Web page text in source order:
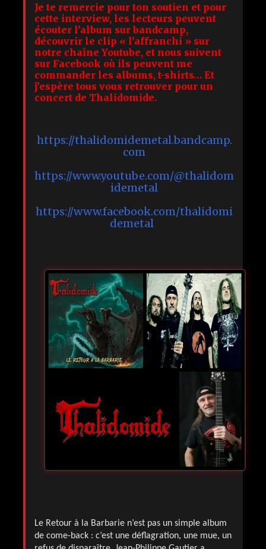
Je te remercie pour ton soutien et pour
cette interview, les lecteurs peuvent
écouter l’album sur bandcamp,
découvrir le clip « l’affranchi » sur
notre chaîne Youtube, et nous suivent
sur Facebook où ils peuvent me
commander les albums, t-shirts… Et
j’espère tous vous retrouver pour un
concert de Thalidomide.
https://thalidomidemetal.bandcamp.
com
https://www.youtube.com/@thalidom
idemetal
https://www.facebook.com/thalidomi
demetal
Le Retour à la Barbarie n’est pas un simple album
de come-back : c’est une déflagration, une mue, un